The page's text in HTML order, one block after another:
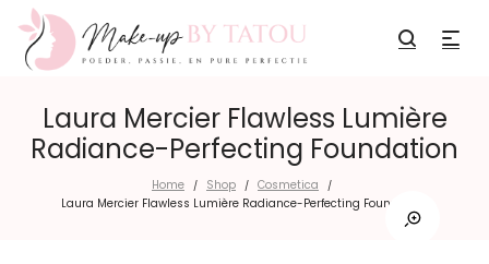
Laura Mercier Flawless Lumière
Radiance-Perfecting Foundation
Home / Shop / Cosmetica /
Laura Mercier Flawless Lumière Radiance-Perfecting Foundation